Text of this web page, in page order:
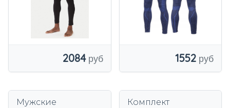
2084 1552
Мужские
Комплект